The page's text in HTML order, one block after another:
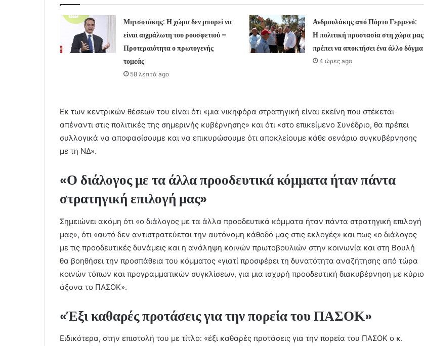
Μητσοτάκης: Η χώρα δεν μπορεί να
είναι αιχμάλωτη του ρουσφετιού –
Προτεραιότητα ο πρωτογενής
τομεάς
58 λεπτά ago
Ανδρουλάκης από Πόρτο Γερμενό:
Η πολιτική προστασία στη χώρα μας
πρέπει να αποκτήσει ένα άλλο δόγμα
4 ώρες ago
Εκ των κεντρικών θέσεων του είναι ότι «μια νικηφόρα στρατηγική είναι εκείνη που στέκεται
απέναντι στις πολιτικές της σημερινής κυβέρνησης» και ότι «στο επικείμενο Συνέδριο, θα πρέπει
συλλογικά να αποφασίσουμε και να επικυρώσουμε ότι αποκλείουμε κάθε σενάριο συγκυβέρνησης
με τη ΝΔ».
«Ο διάλογος με τα άλλα προοδευτικά κόμματα ήταν πάντα
στρατηγική επιλογή μας»
Σημειώνει ακόμη ότι «ο διάλογος με τα άλλα προοδευτικά κόμματα ήταν πάντα στρατηγική επιλογή
μας», ότι «αυτό δεν αντιστρατεύεται την αυτόνομη κάθοδό μας στις εκλογές» και πως «ο διάλογος
με τις προοδευτικές δυνάμεις και η ανάληψη κοινών πρωτοβουλιών στην κοινωνία και στη Βουλή
θα βοηθήσει την προσπάθεια του κόμματος «γιατί προσφέρει τη δυνατότητα αναζήτησης από τώρα
κοινών τόπων και προγραμματικών συγκλίσεων, για μια ισχυρή προοδευτική διακυβέρνηση με κύριο
άξονα το ΠΑΣΟΚ».
«Έξι καθαρές προτάσεις για την πορεία του ΠΑΣΟΚ»
Ειδικότερα, στην επιστολή του με τίτλο: «έξι καθαρές προτάσεις για την πορεία του ΠΑΣΟΚ ο κ.